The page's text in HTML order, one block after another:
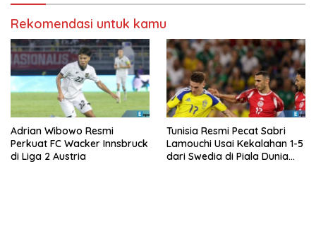
Rekomendasi untuk kamu
Adrian Wibowo Resmi
Perkuat FC Wacker Innsbruck
di Liga 2 Austria
Tunisia Resmi Pecat Sabri
Lamouchi Usai Kekalahan 1-5
dari Swedia di Piala Dunia